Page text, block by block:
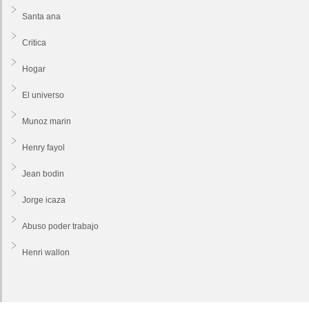
Santa ana
Critica
Hogar
El universo
Munoz marin
Henry fayol
Jean bodin
Jorge icaza
Abuso poder trabajo
Henri wallon